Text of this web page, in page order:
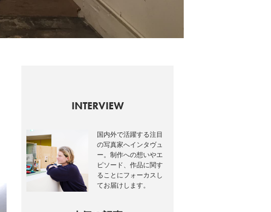
INTERVIEW
国内外で活躍する注目
の写真家へインタヴュ
ー。制作への想いやエ
ピソード、作品に関す
ることにフォーカスし
てお届けします。